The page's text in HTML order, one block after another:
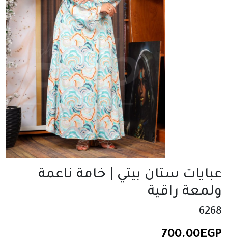
عبايات ستان بيتي | خامة ناعمة
ولمعة راقية
6268
700.00EGP